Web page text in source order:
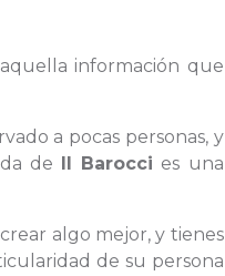
información que
a pocas personas, y
de Il Barocci es una
algo mejor, y tienes
de su persona